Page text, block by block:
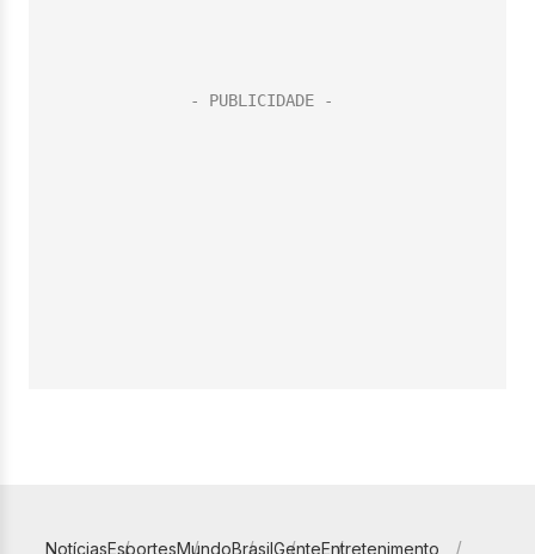
NotíciasEsportesMundoBrasilGenteEntretenimento